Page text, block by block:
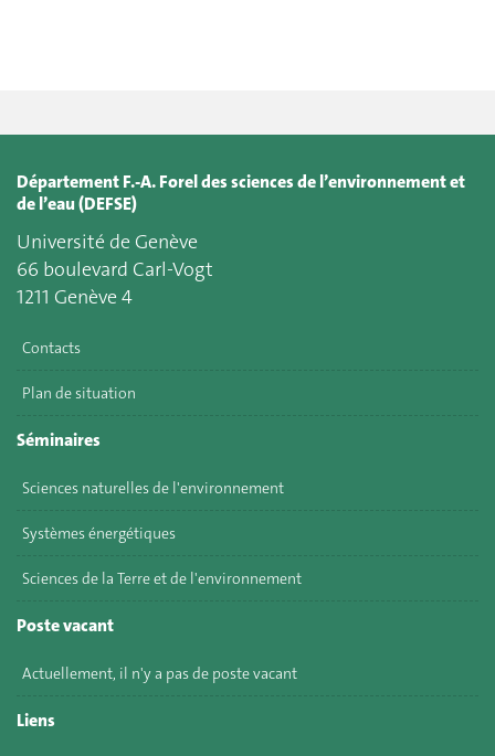
Département F.-A. Forel des sciences de l’environnement et
de l’eau (DEFSE)
Université de Genève
66 boulevard Carl-Vogt
1211 Genève 4
Contacts
Plan de situation
Séminaires
Sciences naturelles de l'environnement
Systèmes énergétiques
Sciences de la Terre et de l'environnement
Poste vacant
Actuellement, il n'y a pas de poste vacant
Liens